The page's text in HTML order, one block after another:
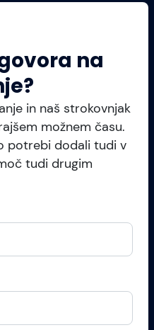
na
in naš strokovnjak
možnem času.
potrebi dodali tudi v
tudi drugim